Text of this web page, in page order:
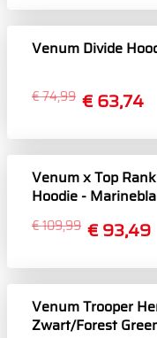
Venum Divide
€ 63,74
€ 74,99
Venum x Top
Hoodie -
€ 93,49
€ 109,99
Venum Trooper
Zwart/Forest